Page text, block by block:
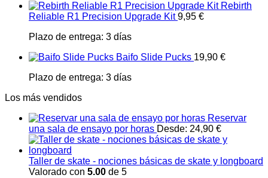
Rebirth
Reliable R1 Precision Upgrade Kit 9,95 €
Plazo de entrega: 3 días
Baifo Slide Pucks 19,90 €
Plazo de entrega: 3 días
Los más vendidos
Reservar
una sala de ensayo por horas Desde: 24,90 €
Taller de skate - nociones básicas de skate y longboard
Valorado con 5.00 de 5